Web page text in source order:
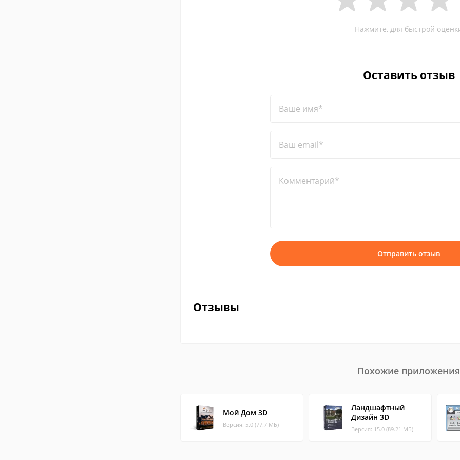
Нажмите, для быстрой
Оставить отзыв
Ваше имя*
Ваш email*
Комментарий*
Отправить отзыв
Отзывы
Похожие приложения
Мой Дом 3D
Версия: 5.0 (77.7 МБ)
Ландшафтный
Дизайн 3D
Версия: 15.0 (89.21 МБ)